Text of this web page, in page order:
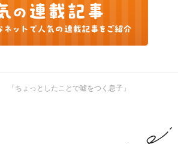
「ちょっとしたことで嘘をつく息子」